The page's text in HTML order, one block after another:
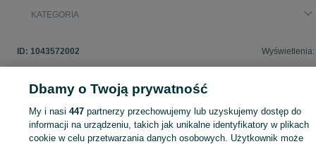
KATEGORIA
ID: 1043572002 Wyświetlenia:
Zaloguj się lub załóż konto na OLX, aby skontaktować się z
sprzedającym
Dbamy o Twoją prywatność
My i nasi447 partnerzy przechowujemy lub uzyskujemy dostęp do
informacji na urządzeniu, takich jak unikalne identyfikatory w plikach
cookie w celu przetwarzania danych osobowych. Użytkownik może